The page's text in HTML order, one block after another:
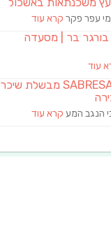
עפר פקר קרא עוד
Mid-Bar | בורגר בר | מסעדה
עוד
SABRESA Brewery מבשלת שיכר
הנגב המע קרא עוד